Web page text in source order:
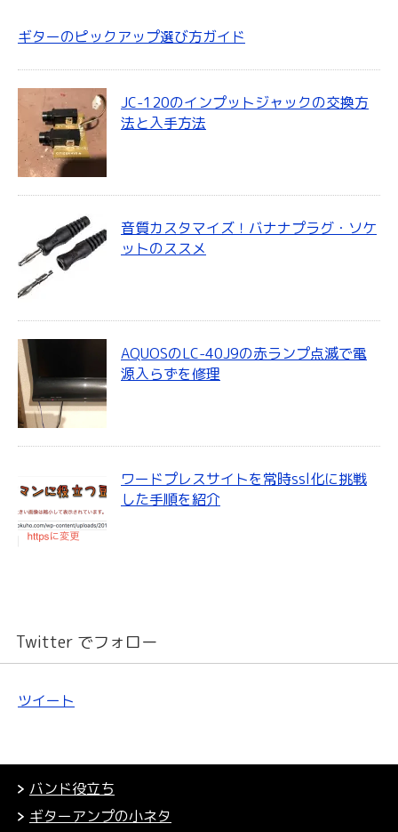
ギターのピックアップ選び方ガイド
JC-120のインプットジャックの交換方
法と入手方法
音質カスタマイズ！バナナプラグ・ソケ
ットのススメ
AQUOSのLC-40J9の赤ランプ点滅で電
源入らずを修理
ワードプレスサイトを常時ssl化に挑戦
した手順を紹介
Twitter でフォロー
ツイート
バンド役立ち
ギターアンプの小ネタ